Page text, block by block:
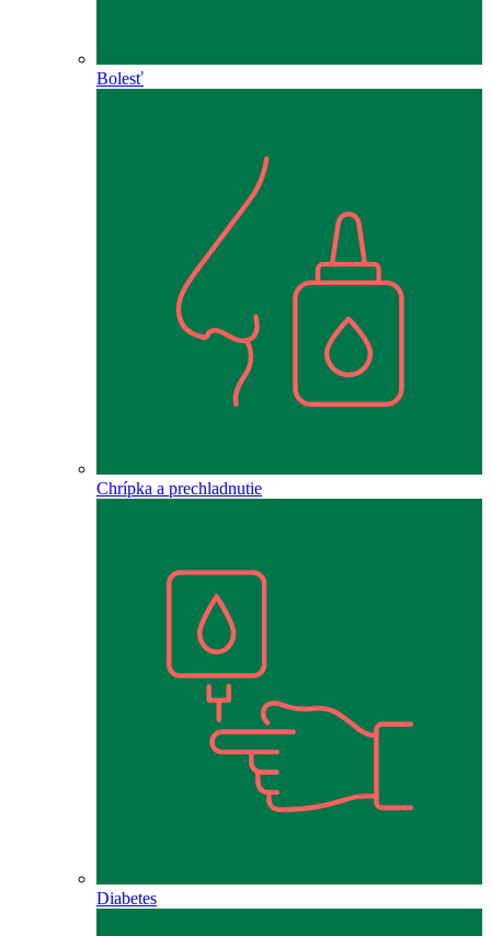
Bolesť
Chrípka a prechladnutie
Diabetes